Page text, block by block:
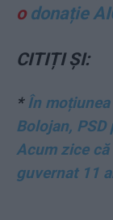
o donație
CITIȚI ȘI:
* În
Bolojan, PSD
Acum zice că
guvernat 11